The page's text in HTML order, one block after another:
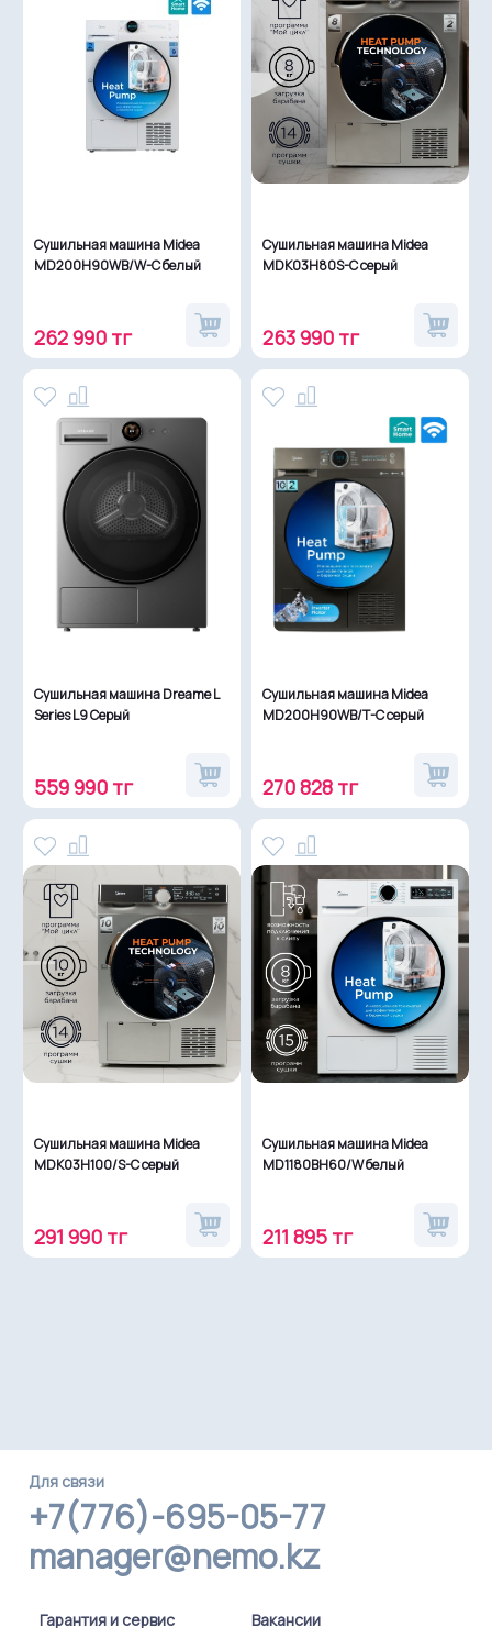
Сушильная машина Midea
MD200H90WB/W-C белый
262 990 тг
Сушильная машина Midea
MDK03H80S-C серый
263 990 тг
Сушильная машина Dreame L
Series L9 Серый
559 990 тг
Сушильная машина Midea
MD200H90WB/T-C серый
270 828 тг
Сушильная машина Midea
MDK03H100/S-C серый
291 990 тг
Сушильная машина Midea
MD1180BH60/W белый
211 895 тг
Для связи
+7(776)-695-05-77
manager@nemo.kz
Гарантия и сервис Вакансии